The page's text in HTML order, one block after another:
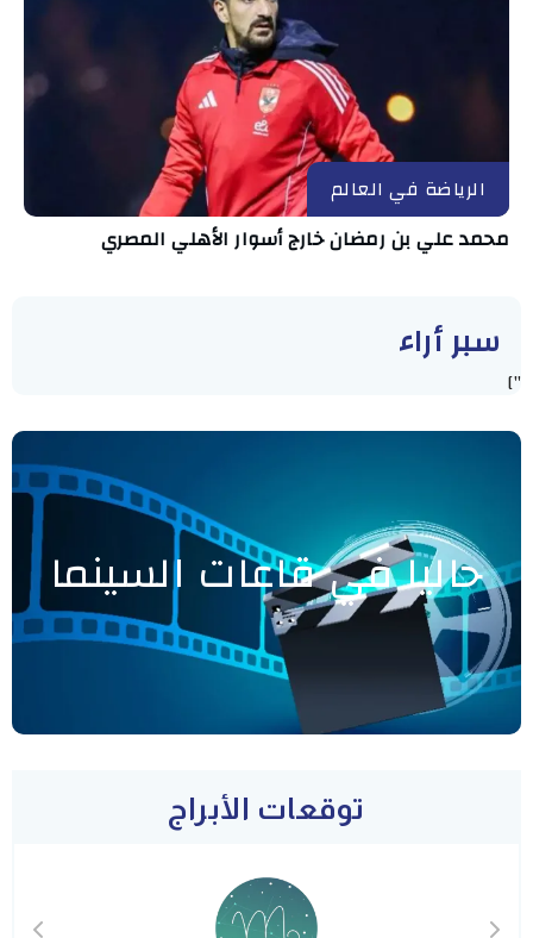
الرياضة في العالم
محمد علي بن رمضان خارج أسوار الأهلي المصري
سبر أراء
"]
حاليا في قاعات السينما
توقعات الأبراج